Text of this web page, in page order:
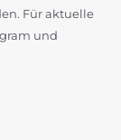
Für aktuelle
und